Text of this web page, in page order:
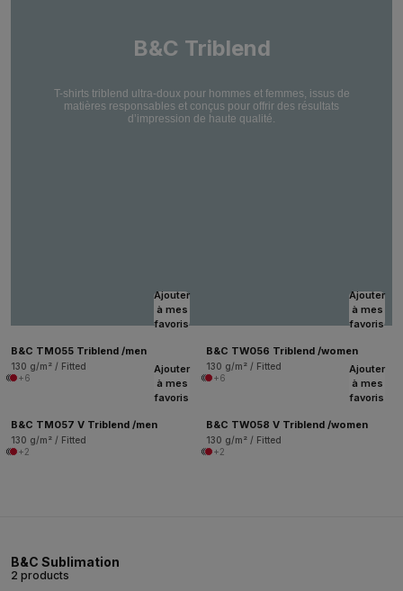
B&C Triblend
T-shirts triblend ultra-doux pour hommes et femmes, issus de
matières responsables et conçus pour offrir des résultats
d’impression de haute qualité.
Ajouter
à mes
favoris
B&C TM055 Triblend /men
130 g/m² / Fitted
+6
Ajouter
à mes
favoris
B&C TW056 Triblend /women
130 g/m² / Fitted
+6
Ajouter
à mes
favoris
B&C TM057 V Triblend /men
130 g/m² / Fitted
+2
Ajouter
à mes
favoris
B&C TW058 V Triblend /women
130 g/m² / Fitted
+2
B&C Sublimation
2 products